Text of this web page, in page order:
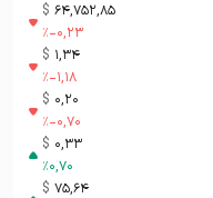
64,752,85
$
%-0,23
1,34
$
%-1,18
0,20
$
%-0,70
0,33
$
%0,70
75,64
$